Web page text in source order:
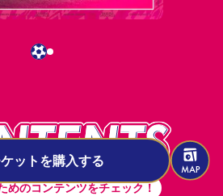
ットを購入する
めのコンテンツをチェック！